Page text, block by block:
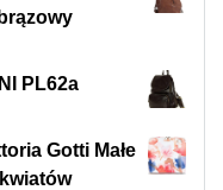
PL62a
Gotti Małe